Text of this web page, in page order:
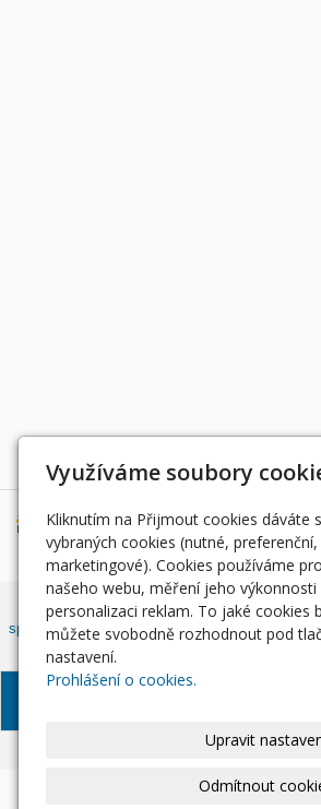
Děkujeme za
Český rybářský svaz, z. s. , Západočeský
spolkovém rejstříku, vedeným Městským
© Západočeský územní
Využíváme soubory
Kliknutím na Přijmout cookies dáváte
vybraných cookies (nutné,
marketingové). Cookies používáme
našeho webu, měření jeho výkonnosti
personalizaci reklam. To jaké cookies
můžete svobodně rozhodnout pod
nastavení.
Prohlášení o cookies.
Upravit
Odmítnout